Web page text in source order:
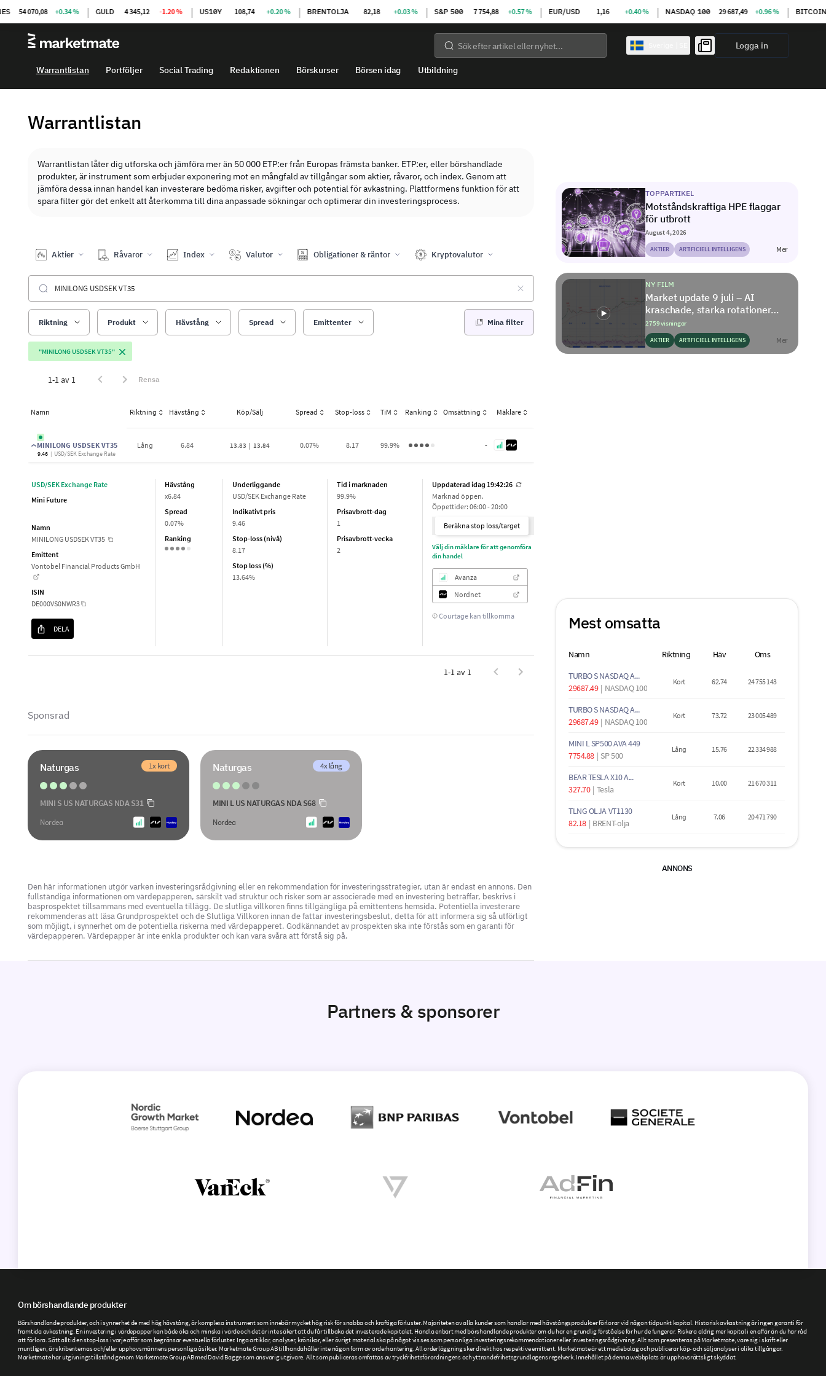
54 070,08 +0.34 % | GULD 4 345,12 -1.20 % | US10Y 108,74 +0.20 % | BRENTOLJA 82,18 +0.03 % | S&P 500 7 754,88 +0.57 % | EUR/USD +0.40 % | NASDAQ 100 29 687,49 +0.96 % | BITCOIN
Logga in
Warrantlistan Portföljer Social Trading Redaktionen Börskurser Börsen idag Utbildning
Warrantlistan
Warrantlistan låter dig utforska och jämföra mer än 50 000 ETP:er från Europas främsta banker. ETP:er, eller börshandlade
produkter, är instrument som erbjuder exponering mot en mångfald av tillgångar som aktier, råvaror, och index. Genom att
jämföra dessa innan handel kan investerare bedöma risker, avgifter och potential för avkastning. Plattformens funktion för att
spara filter gör det enkelt att återkomma till dina anpassade sökningar och optimerar din investeringsprocess.
Aktier Råvaror Index Valutor Obligationer & räntor Kryptovalutor
Riktning Produkt Hävstång Spread Emittenter Mina filter
"MINILONG USDSEK VT35"
1-1 av 1 Rensa
Namn Riktning Hävstång Köp/Sälj Spread Stop-loss TiM Ranking Omsättning Mäklare
MINILONG USDSEK VT35
9.46 | USD/SEK Exchange Rate
Lång 6.84 13.83 | 13.84 0.07% 8.17 99.9% -
USD/SEK Exchange Rate
Mini Future
Namn
MINILONG USDSEK VT35
Emittent
Vontobel Financial Products GmbH
ISIN
DE000VS0NWR3
DELA
Hävstång
x6.84
Spread
0.07%
Ranking
Underliggande
USD/SEK Exchange Rate
Indikativt pris
9.46
Stop-loss (nivå)
8.17
Stop loss (%)
13.64%
Tid i marknaden
99.9%
Prisavbrott-dag
1
Prisavbrott-vecka
2
Uppdaterad idag 19:42:27
Marknad öppen.
Öppettider: 06:00 - 20:00
Beräkna stop loss/target
Välj din mäklare för att genomföra
din handel
Avanza
Nordnet
Courtage kan tillkomma
1-1 av 1
Sponsrad
Naturgas 1x kort
MINI S US NATURGAS NDA S31
Nordea
Naturgas 4x lång
MINI L US NATURGAS NDA S68
Nordea
Den här informationen utgör varken investeringsrådgivning eller en rekommendation för investeringsstrategier, utan är endast en annons. Den
fullständiga informationen om värdepapperen, särskilt vad struktur och risker som är associerade med en investering beträffar, beskrivs i
basprospektet tillsammans med eventuella tillägg. De slutliga villkoren finns tillgängliga på emittentens hemsida. Potentiella investerare
rekommenderas att läsa Grundprospektet och de Slutliga Villkoren innan de fattar investeringsbeslut, detta för att informera sig så utförligt
som möjligt, i synnerhet om de potentiella riskerna med värdepapperet. Godkännandet av prospekten ska inte förstås som en garanti för
värdepapperen. Värdepapper är inte enkla produkter och kan vara svåra att förstå sig på.
TOPPARTIKEL
Motståndskraftiga HPE flaggar
för utbrott
August 4, 2026
AKTIER ARTIFICIELL INTELLIGENS Mer
NY FILM
Market update 9 juli – AI
kraschade, starka rotationer…
2759 visningar
AKTIER ARTIFICIELL INTELLIGENS Mer
Mest omsatta
Namn Riktning Häv
Oms
TURBO S NASDAQ A...
29687.49 | NASDAQ 100
Kort 62.74 24 755 143
TURBO S NASDAQ A...
29687.49 | NASDAQ 100
Kort 73.72 23 005 489
MINI L SP500 AVA 449
7754.88 | SP 500
Lång 15.76 22 334 988
BEAR TESLA X10 A...
327.70 | Tesla
Kort 10.00 21 670 311
TLNG OLJA VT1130
82.18 | BRENT-olja
Lång 7.06 20 471 790
ANNONS
Partners & sponsorer
Om börshandlande produkter
Börshandlande produkter, och i synnerhet de med hög hävstång, är komplexa instrument som innebär mycket hög risk för snabba och kraftiga förluster. Majoriteten av alla kunder som handlar med hävstångsprodukter förlorar vid någon tidpunkt kapital. Historisk avkastning är ingen garanti för
framtida avkastning. En investering i värdepapper kan både öka och minska i värde och det är inte säkert att du får tillbaka det investerade kapitalet. Handla enbart med börshandlande produkter om du har en grundlig förståelse för hur de fungerar. Riskera aldrig mer kapital i en affär än du har råd
att förlora. Sätt alltid en stop-loss i varje affär som begränsar eventuella förluster. Inga artiklar, analyser, krönikor, eller övrigt material ska på något vis ses som personliga investeringsrekommendationer eller investeringsrådgivning. Allt som presenteras på Marketmate, vare sig i skrift eller
muntligen, är skribenternas och/eller upphovsmännens personliga åsikter. Marketmate Group AB tillhandahåller inte någon form av orderhantering. All orderläggning sker direkt hos respektive emittent. Marketmate är ett mediebolag och publicerar köp- och säljanalyser i olika tillgångar.
Marketmate har utgivningstillstånd genom Marketmate Group AB med David Bagge som ansvarig utgivare. Allt som publiceras omfattas av tryckfrihetsförordningens och yttrandefrihetsgrundlagens regelverk. Innehållet på denna webbplats är upphovsrättsligt skyddat.